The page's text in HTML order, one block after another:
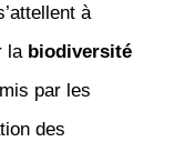
à
la biodiversité
par les
des